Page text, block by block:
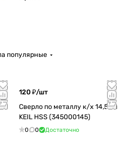
популярные
120 ₽/шт
Сверло по металлу к/х 14,5мм
KEIL HSS (345000145)
0 0 Достаточно